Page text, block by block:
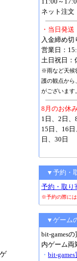
ネット注文
・当日発送
入金締め切
営業日：
土日祝日：
※雨など天候
護の観点から
がございます。
8月のお休
1日、2日、
15日、16
日、30日
▼予約・
予約・取り
※予約の際には
▼ゲーム
bit-games
内ゲーム両
・ bit-